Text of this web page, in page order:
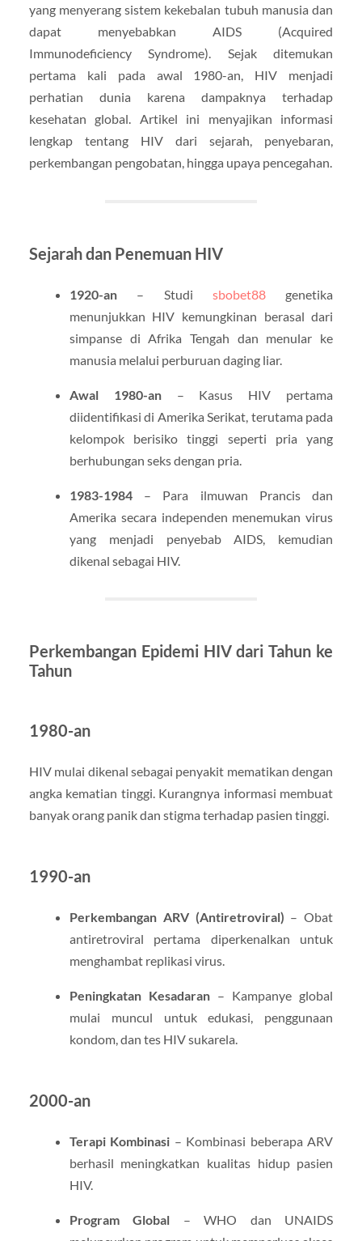
yang menyerang sistem kekebalan tubuh manusia dan
dapat menyebabkan AIDS (Acquired
Immunodeficiency Syndrome). Sejak ditemukan
pertama kali pada awal 1980-an, HIV menjadi
perhatian dunia karena dampaknya terhadap
kesehatan global. Artikel ini menyajikan informasi
lengkap tentang HIV dari sejarah, penyebaran,
perkembangan pengobatan, hingga upaya pencegahan.
Sejarah dan Penemuan HIV
1920-an– Studi sbobet88genetika
menunjukkan HIV kemungkinan berasal dari
simpanse di Afrika Tengah dan menular ke
manusia melalui perburuan daging liar.
Awal 1980-an– Kasus HIV pertama
diidentifikasi di Amerika Serikat, terutama pada
kelompok berisiko tinggi seperti pria yang
berhubungan seks dengan pria.
1983-1984– Para ilmuwan Prancis dan
Amerika secara independen menemukan virus
yang menjadi penyebab AIDS, kemudian
dikenal sebagai HIV.
Perkembangan Epidemi HIV dari Tahun ke
Tahun
1980-an
HIV mulai dikenal sebagai penyakit mematikan dengan
angka kematian tinggi. Kurangnya informasi membuat
banyak orang panik dan stigma terhadap pasien tinggi.
1990-an
Perkembangan ARV (Antiretroviral) – Obat
antiretroviral pertama diperkenalkan untuk
menghambat replikasi virus.
Peningkatan Kesadaran– Kampanye global
mulai muncul untuk edukasi, penggunaan
kondom, dan tes HIV sukarela.
2000-an
Terapi Kombinasi – Kombinasi beberapa ARV
berhasil meningkatkan kualitas hidup pasien
HIV.
Program Global – WHO dan UNAIDS